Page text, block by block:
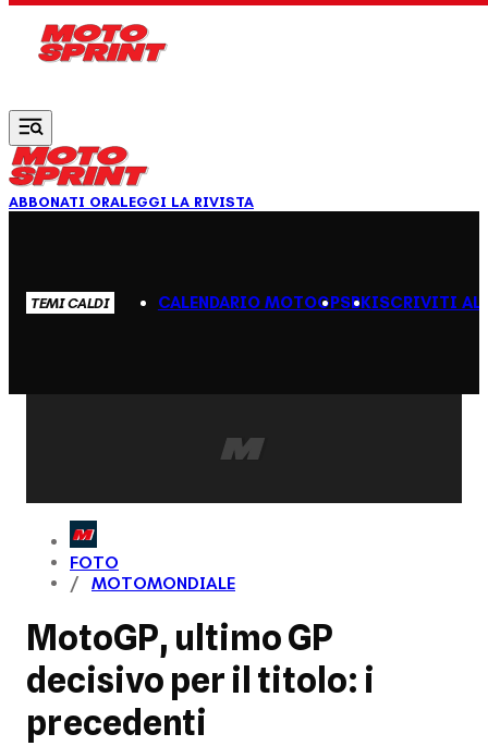
ABBONATI ORALEGGI LA RIVISTA
TEMI CALDI CALENDARIO MOTOGPSBKISCRIVITI AL
FOTO
MOTOMONDIALE
MotoGP, ultimo GP
decisivo per il titolo: i
precedenti